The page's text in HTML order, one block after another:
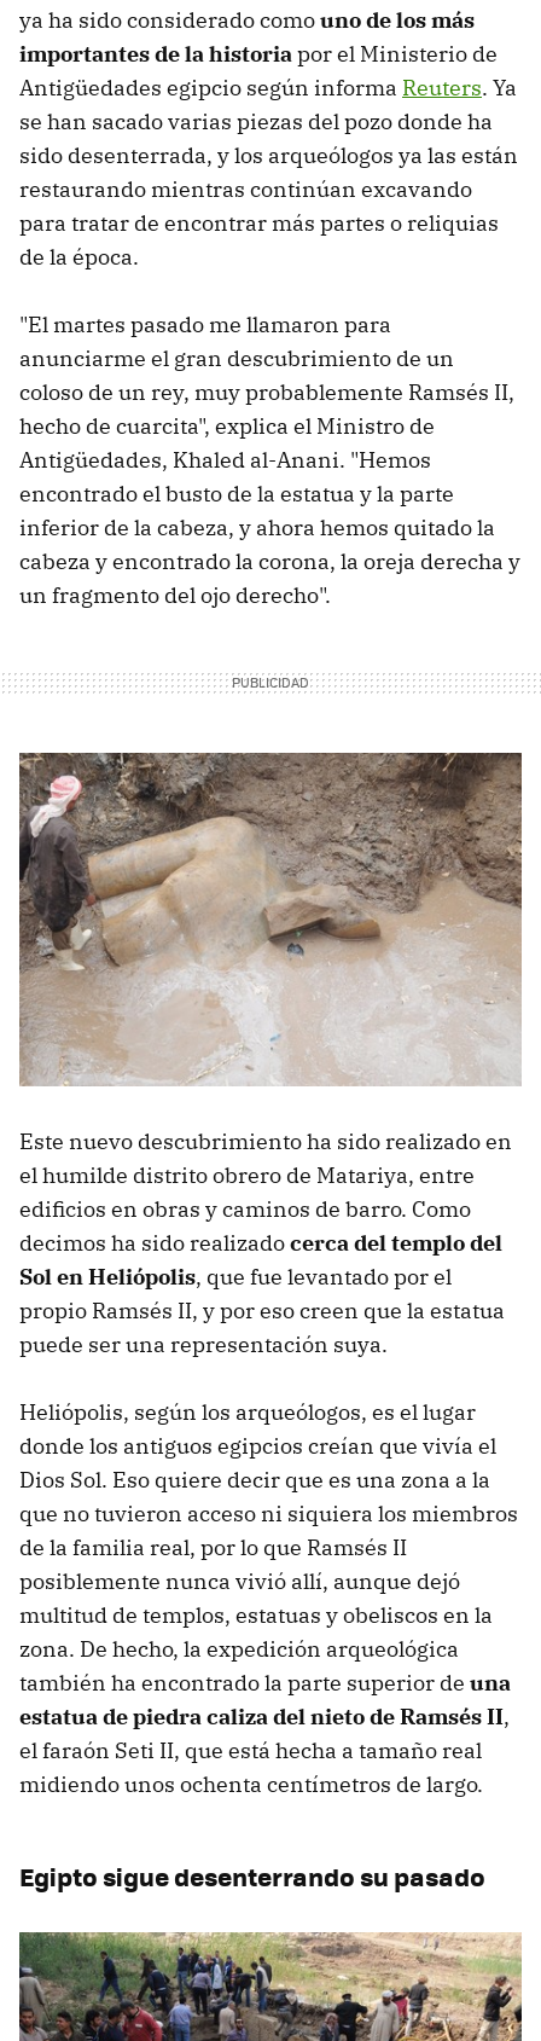
ya ha sido considerado comouno de los más
importantes de la historiapor el Ministerio de
Antigüedades egipcio según informa Reuters. Ya
se han sacado varias piezas del pozo donde ha
sido desenterrada, y los arqueólogos ya las están
restaurando mientras continúan excavando
para tratar de encontrar más partes o reliquias
de la época.
"El martes pasado me llamaron para
anunciarme el gran descubrimiento de un
coloso de un rey, muy probablemente Ramsés II,
hecho de cuarcita", explica el Ministro de
Antigüedades, Khaled al-Anani. "Hemos
encontrado el busto de la estatua y la parte
inferior de la cabeza, y ahora hemos quitado la
cabeza y encontrado la corona, la oreja derecha y
un fragmento del ojo derecho".
Este nuevo descubrimiento ha sido realizado en
el humilde distrito obrero de Matariya, entre
edificios en obras y caminos de barro. Como
decimos ha sido realizadocerca del templo del
Sol en Heliópolis, que fue levantado por el
propio Ramsés II, y por eso creen que la estatua
puede ser una representación suya.
Heliópolis, según los arqueólogos, es el lugar
donde los antiguos egipcios creían que vivía el
Dios Sol. Eso quiere decir que es una zona a la
que no tuvieron acceso ni siquiera los miembros
de la familia real, por lo que Ramsés II
posiblemente nunca vivió allí, aunque dejó
multitud de templos, estatuas y obeliscos en la
zona. De hecho, la expedición arqueológica
también ha encontrado la parte superior de una
estatua de piedra caliza del nieto de Ramsés II,
el faraón Seti II, que está hecha a tamaño real
midiendo unos ochenta centímetros de largo.
Egipto sigue desenterrando su pasado